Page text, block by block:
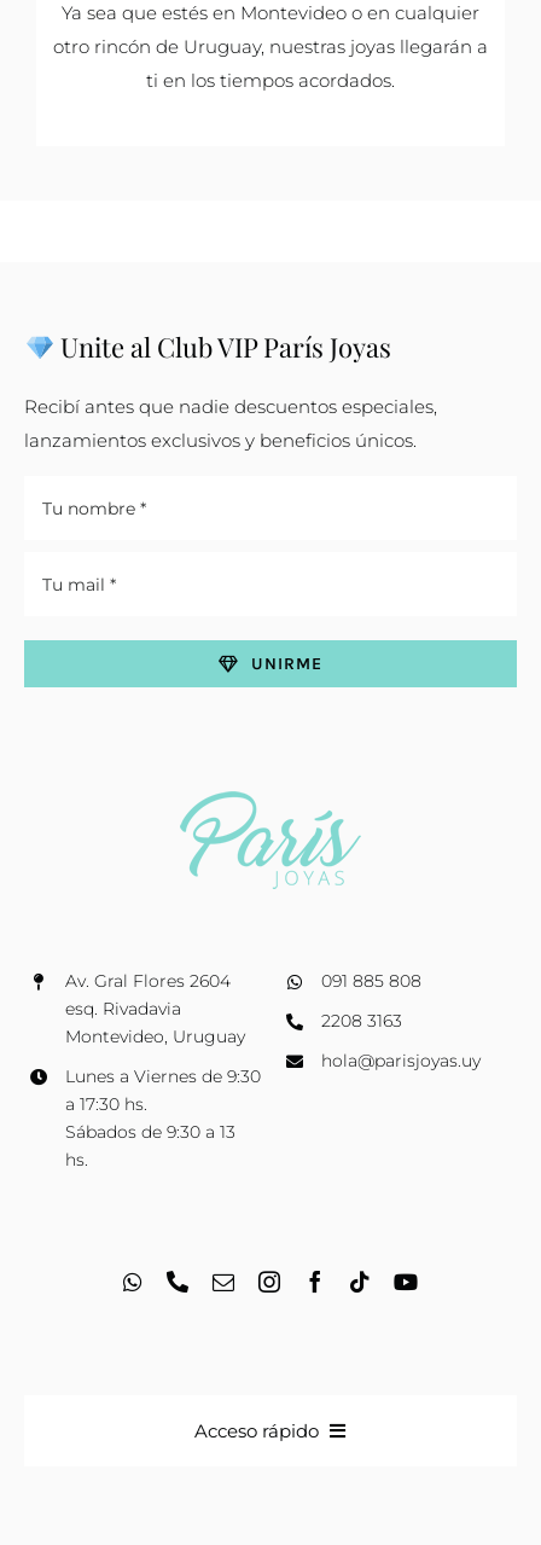
Ya sea que estés en Montevideo o en cualquier
otro rincón de Uruguay, nuestras joyas llegarán a
ti en los tiempos acordados.
Av. Gral Flores 2604
esq. Rivadavia
Montevideo, Uruguay
Lunes a Viernes de 9:30
a 17:30 hs.
Sábados de 9:30 a 13
hs.
091 885 808
2208 3163
hola@parisjoyas.uy
Unite al Club VIP París Joyas
Recibí antes que nadie descuentos especiales,
lanzamientos exclusivos y beneficios únicos.
UNIRME
Acceso rápido